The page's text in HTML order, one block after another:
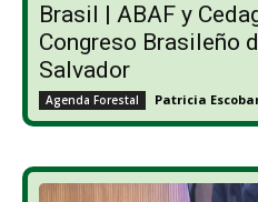
Brasil | ABAF y
Congreso Brasileño
Salvador
Agenda Forestal Patricia